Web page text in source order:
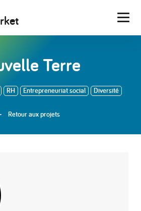
rket
Terre
RH Entrepreneuriat social Diversité
Retour aux projets